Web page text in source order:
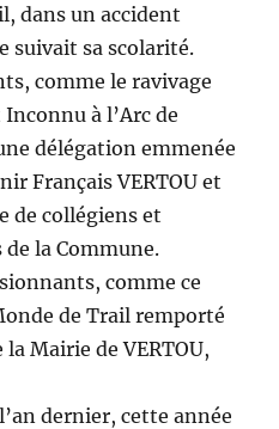
dans un accident
suivait sa scolarité.
comme le ravivage
à l’Arc de
délégation emmenée
Français VERTOU et
de collégiens et
la Commune.
comme ce
de Trail remporté
Mairie de VERTOU,
dernier, cette année